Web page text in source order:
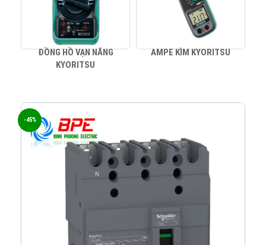
ĐỒNG HỒ VẠN NĂNG
KYORITSU
AMPE KÌM KYORITSU
-45%